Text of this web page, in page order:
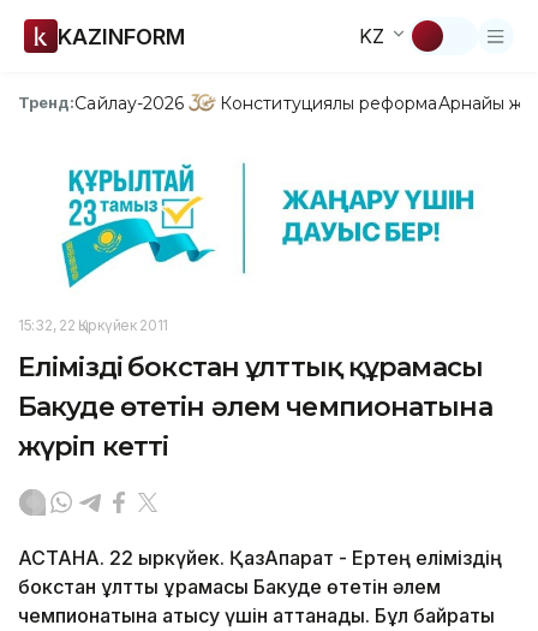
KAZINFORM KZ
Тренд:Сайлау-2026 Конституциялық реформаАрнайы
15:32, 22 Қыркүйек 2011
Еліміздің бокстан ұлттық құрамасы
Бакуде өтетін әлем чемпионатына
жүріп кетті
АСТАНА. 22 қыркүйек. ҚазАқпарат - Ертең еліміздің
бокстан ұлттық құрамасы Бакуде өтетін әлем
чемпионатына қатысу үшін аттанады. Бұл байрақты